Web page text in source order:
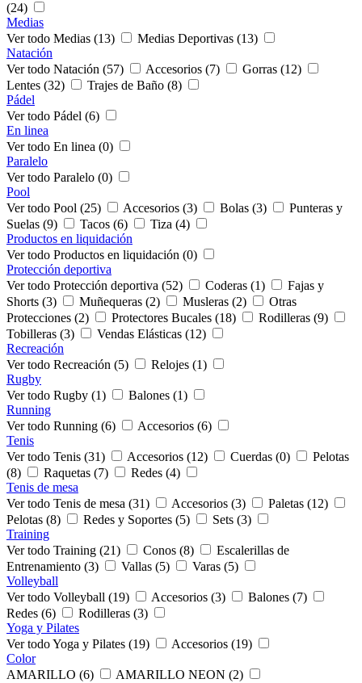
(24)
Medias
Ver todo Medias (13)
Medias Deportivas (13)
Natación
Ver todo Natación (57)
Accesorios (7)
Gorras (12)
Lentes (32)
Trajes de Baño (8)
Pádel
Ver todo Pádel (6)
En linea
Ver todo En linea (0)
Paralelo
Ver todo Paralelo (0)
Pool
Ver todo Pool (25)
Accesorios (3) Bolas (3)
Punteras y
Suelas (9)
Tacos (6)
Tiza (4)
Productos en liquidación
Ver todo Productos en liquidación (0)
Protección deportiva
Ver todo Protección deportiva (52)
Coderas (1)
Fajas y
Shorts (3)
Muñequeras (2) Musleras (2)
Otras
Protecciones (2)
Protectores Bucales (18)
Rodilleras (9)
Tobilleras (3)
Vendas Elásticas (12)
Recreación
Ver todo Recreación (5)
Relojes (1)
Rugby
Ver todo Rugby (1)
Balones (1)
Running
Ver todo Running (6)
Accesorios (6)
Tenis
Ver todo Tenis (31)
Accesorios (12) Cuerdas (0)
Pelotas
(8)
Raquetas (7)
Redes (4)
Tenis de mesa
Ver todo Tenis de mesa (31)
Accesorios (3)
Paletas (12)
Pelotas (8)
Redes y Soportes (5)
Sets (3)
Training
Ver todo Training (21)
Conos (8)
Escalerillas de
Entrenamiento (3)
Vallas (5)
Varas (5)
Volleyball
Ver todo Volleyball (19)
Accesorios (3)
Balones (7)
Redes (6)
Rodilleras (3)
Yoga y Pilates
Ver todo Yoga y Pilates (19)
Accesorios (19)
Color
AMARILLO (6)
AMARILLO NEON (2)